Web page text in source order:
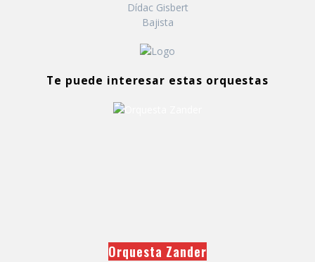
Dídac Gisbert
Bajista
Te puede interesar estas orquestas
Orquesta Zander